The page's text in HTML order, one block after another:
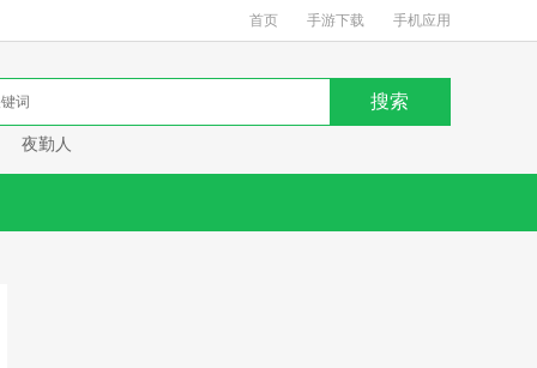
首页 手游下载 手机应用
夜勤人